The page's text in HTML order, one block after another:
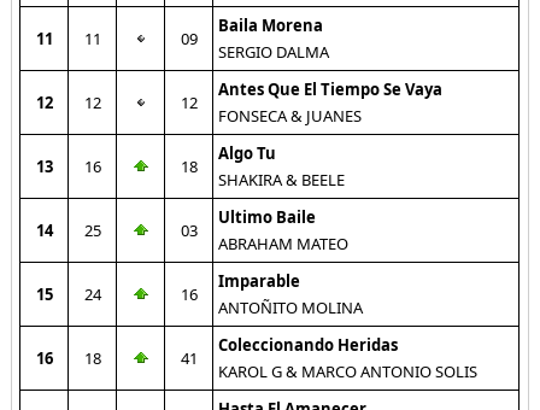
11 11 09
Baila Morena
SERGIO DALMA
12 12 12
Antes Que El Tiempo Se Vaya
FONSECA & JUANES
13 16 18
Algo Tu
SHAKIRA & BEELE
14 25 03
Ultimo Baile
ABRAHAM MATEO
15 24 16
Imparable
ANTOÑITO MOLINA
16 18 41
Coleccionando Heridas
KAROL G & MARCO ANTONIO SOLIS